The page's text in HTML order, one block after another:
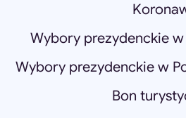
Wybory prezydenckie w
Wybory prezydenckie w
Bon